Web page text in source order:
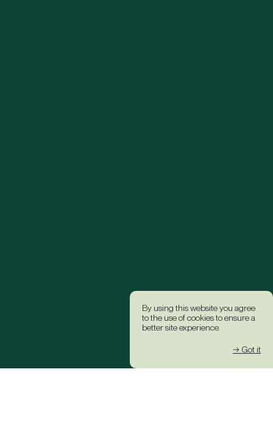
By using this website you agree
to the use of cookies to ensure a
better site experience.
→ Got it